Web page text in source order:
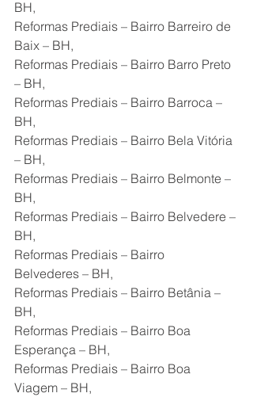
BH,
Reformas Prediais – Bairro Barreiro de
Baix – BH,
Reformas Prediais – Bairro Barro Preto
– BH,
Reformas Prediais – Bairro Barroca –
BH,
Reformas Prediais – Bairro Bela Vitória
– BH,
Reformas Prediais – Bairro Belmonte –
BH,
Reformas Prediais – Bairro Belvedere –
BH,
Reformas Prediais – Bairro
Belvederes – BH,
Reformas Prediais – Bairro Betânia –
BH,
Reformas Prediais – Bairro Boa
Esperança – BH,
Reformas Prediais – Bairro Boa
Viagem – BH,